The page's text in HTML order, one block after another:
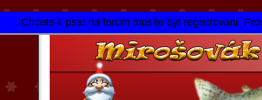
Chcete-li psat na forum musite byt registrovani.